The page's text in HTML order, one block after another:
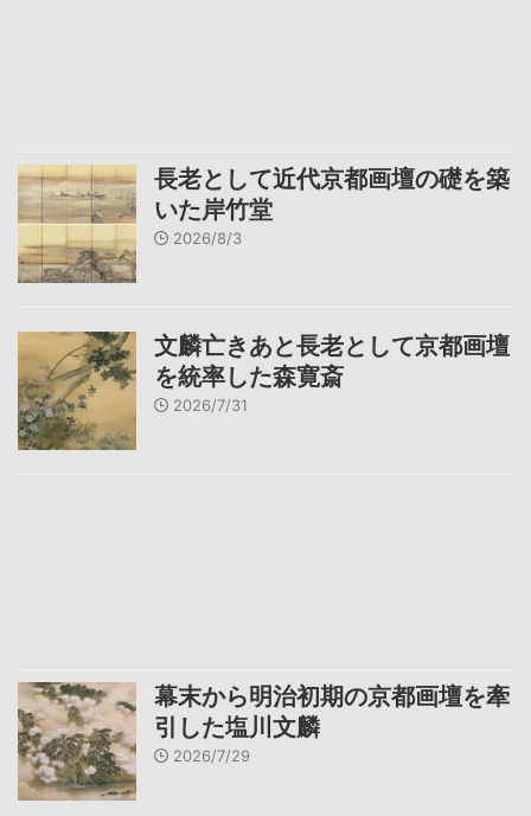
長老として近代京都画壇の礎を築
いた岸竹堂
2026/8/3
文麟亡きあと長老として京都画壇
を統率した森寛斎
2026/7/31
幕末から明治初期の京都画壇を牽
引した塩川文麟
2026/7/29